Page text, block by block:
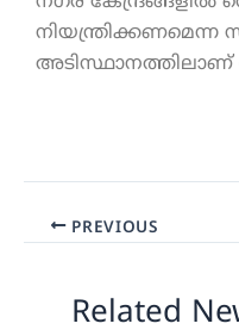
നിയന്ത്രിക്കണമെന്ന
അടിസ്ഥാനത്തിലാണ്
PREVIOUS
Related